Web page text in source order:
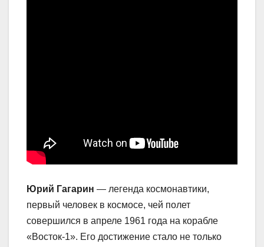
Юрий Гагарин — легенда космонавтики,
первый человек в космосе, чей полет
совершился в апреле 1961 года на корабле
«Восток-1». Его достижение стало не только